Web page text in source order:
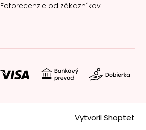
Fotorecenzie od zákazníkov
Vytvoril Shoptet